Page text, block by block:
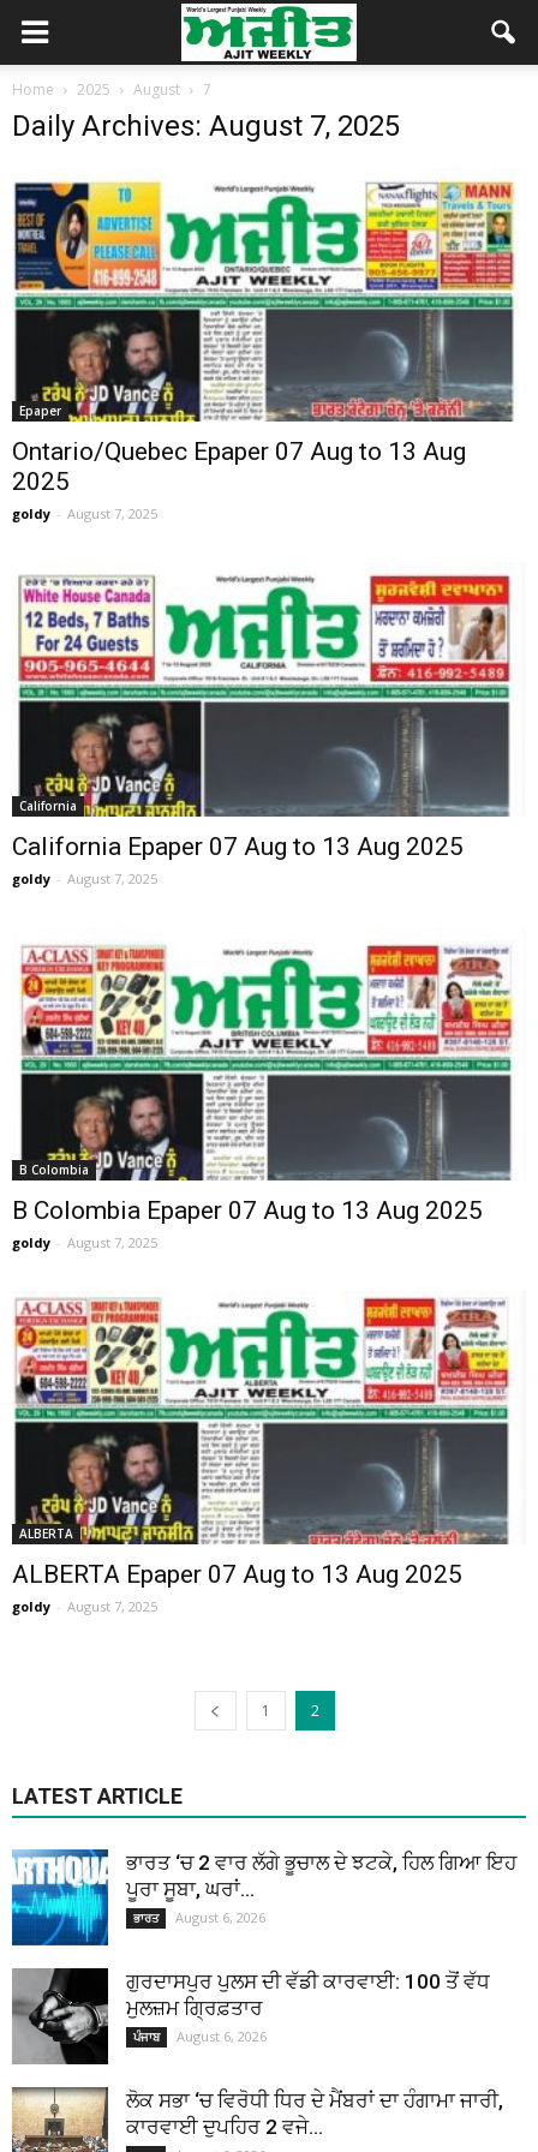
Home 2025 August 7
Daily Archives: August 7, 2025
Epaper
Ontario/Quebec Epaper 07 Aug to 13 Aug
2025
goldy - August 7, 2025
California
California Epaper 07 Aug to 13 Aug 2025
goldy - August 7, 2025
B Colombia
B Colombia Epaper 07 Aug to 13 Aug 2025
goldy - August 7, 2025
ALBERTA
ALBERTA Epaper 07 Aug to 13 Aug 2025
goldy - August 7, 2025
1 2
LATEST ARTICLE
ਭਾਰਤ ‘ਚ 2 ਵਾਰ ਲੱਗੇ ਭੂਚਾਲ ਦੇ ਝਟਕੇ, ਹਿਲ ਗਿਆ ਇਹ
ਪੂਰਾ ਸੂਬਾ, ਘਰਾਂ...
ਭਾਰਤ August 6, 2026
ਗੁਰਦਾਸਪੁਰ ਪੁਲਸ ਦੀ ਵੱਡੀ ਕਾਰਵਾਈ: 100 ਤੋਂ ਵੱਧ
ਮੁਲਜ਼ਮ ਗ੍ਰਿਫ਼ਤਾਰ
ਪੰਜਾਬ August 6, 2026
ਲੋਕ ਸਭਾ ‘ਚ ਵਿਰੋਧੀ ਧਿਰ ਦੇ ਮੈਂਬਰਾਂ ਦਾ ਹੰਗਾਮਾ ਜਾਰੀ,
ਕਾਰਵਾਈ ਦੁਪਹਿਰ 2 ਵਜੇ...